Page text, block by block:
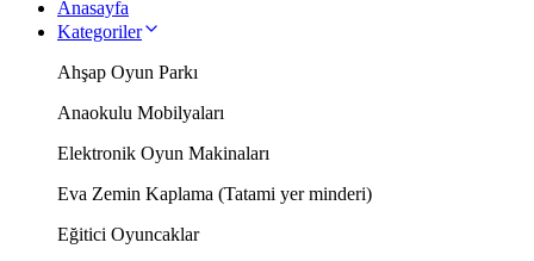
Anasayfa
Kategoriler
Ahşap Oyun Parkı
Anaokulu Mobilyaları
Elektronik Oyun Makinaları
Eva Zemin Kaplama (Tatami yer minderi)
Eğitici Oyuncaklar